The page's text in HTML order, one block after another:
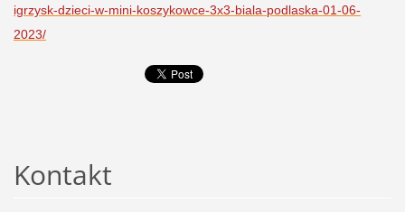
igrzysk-dzieci-w-mini-koszykowce-3x3-biala-podlaska-01-06-
2023/
Kontakt